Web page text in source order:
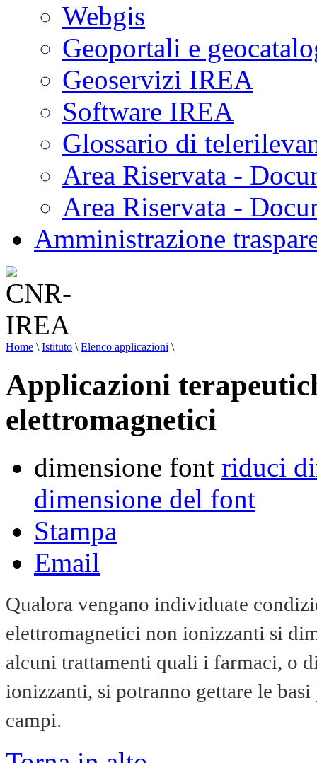
Webgis
Geoportali e
Geoservizi IREA
Software IREA
Glossario di
Area Riservata -
Area Riservata -
Amministrazione
Home \ Istituto \ Elenco applicazioni \
Applicazioni
elettromagnetici
dimensione font riduci
dimensione del font
Stampa
Email
Qualora vengano individuate
elettromagnetici non ionizzanti si
alcuni trattamenti quali i farmaci, o
ionizzanti, si potranno gettare le
campi.